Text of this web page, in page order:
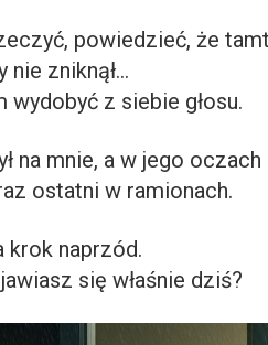
powiedzieć, że
nie zniknął…
wydobyć z siebie głosu.
na mnie, a w jego
ostatni w ramionach.
krok naprzód.
się właśnie dziś?